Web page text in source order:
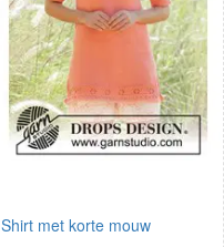
Shirt met korte mouw